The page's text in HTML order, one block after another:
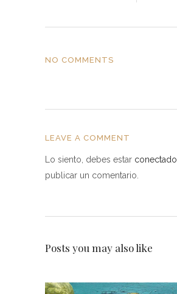
NO COMMENTS
LEAVE A COMMENT
Lo siento, debes estar conectado
publicar un comentario.
Posts you may also like